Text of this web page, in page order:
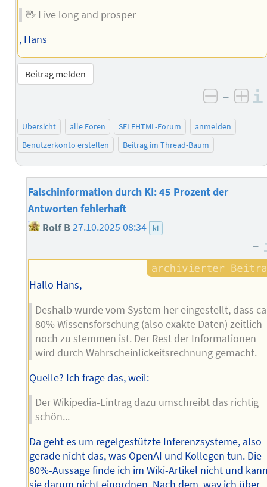
🖖 Live long and prosper
, Hans
Beitrag melden
negativ
–
Übersicht alle Foren SELFHTML-Forum
anmelden
Benutzerkonto erstellen
Beitrag im Thread-Baum
Falschinformation durch KI: 45 Prozent der
Antworten fehlerhaft
Rolf B27.10.2025 08:34 ki
–
Hallo Hans,
Deshalb wurde vom System her eingestellt, dass
80% Wissensforschung (also exakte Daten) zeitlich
noch zu stemmen ist. Der Rest der Informationen
wird durch Wahrscheinlickeitsrechnung gemacht.
Quelle? Ich frage das, weil:
Der Wikipedia-Eintrag dazu umschreibt das richtig
schön...
Da geht es um regelgestützte Inferenzsysteme, also
gerade nicht das, was OpenAI und Kollegen tun. Die
80%-Aussage finde ich im Wiki-Artikel nicht und